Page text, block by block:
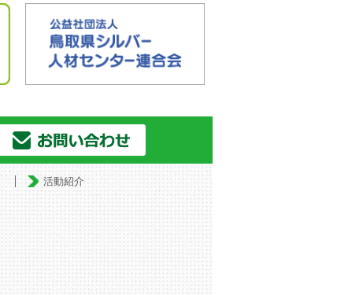
活動紹介